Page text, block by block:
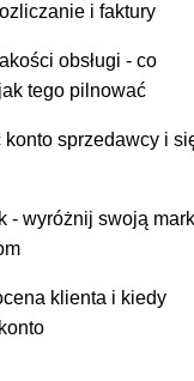
i faktury
obsługi - co
tego pilnować
konto sprzedawcy i
- wyróżnij swoją
klienta i kiedy